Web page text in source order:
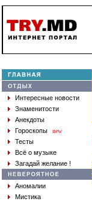
Интересные новости
Знаменитости
Анекдоты
Гороскопы
new
Тесты
Всё о музыке
Загадай желание !
Аномалии
Мистика